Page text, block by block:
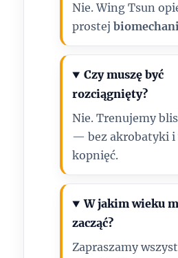
Nie. Wing Tsun
prostej
Czy muszę być
rozciągnięty?
Nie. Trenujemy
— bez akrobatyki i
kopnięć.
W jakim wieku
zacząć?
Zapraszamy